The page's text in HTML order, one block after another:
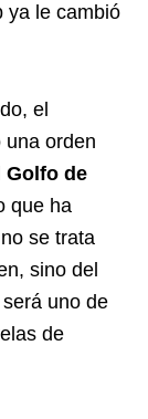
ya le cambió
el
una orden
Golfo de
que ha
se trata
sino del
uno de
de